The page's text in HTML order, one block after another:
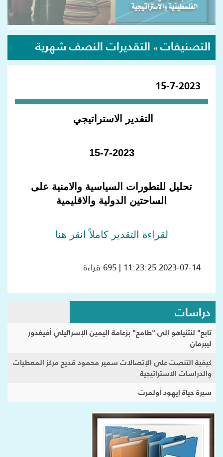
التصنيفات » التقديرات النصف شهرية
15-7-2023
التقدير الاستراتيجي
15-7-2023
تحليل للتطورات السياسية والامنية على
الساحتين الدولية والاقليمية
لقراءة التقدير كاملاً انقر هنا
2023-07-14 11:23:25 | 695 قراءة
دراسات
تابع" لنتنياهو إلى "طامح" بزعامة اليمين الإسرائيلي أفيغدور
ليبرمان
كيفية التنصت على الإتصالات سمير محمود قديح مركز المعطيات
والدراسات الاستراتيجية
سيرة حياة إيهود أولمرت